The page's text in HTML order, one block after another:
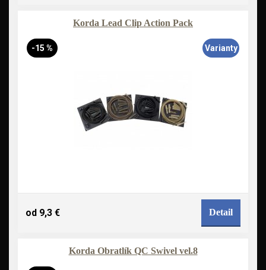
Korda Lead Clip Action Pack
-15 % Varianty
od 9,3 € Detail
Korda Obratlík QC Swivel vel.8